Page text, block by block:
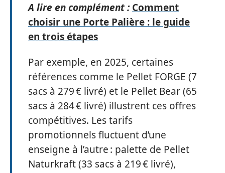
A lire en complément : Comment
choisir une Porte Palière : le guide
en trois étapes
Par exemple, en 2025, certaines
références comme le Pellet FORGE (7
sacs à 279 € livré) et le Pellet Bear (65
sacs à 284 € livré) illustrent ces offres
compétitives. Les tarifs
promotionnels fluctuent d’une
enseigne à l’autre : palette de Pellet
Naturkraft (33 sacs à 219 € livré),